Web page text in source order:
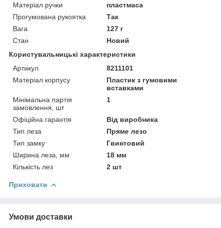
Матеріал ручки
пластмаса
Прогумована рукоятка
Так
Вага
127 г
Стан
Новий
Користувальницькі характеристики
Артикул
8211101
Матеріал корпусу
Пластик з гумовими
вставками
Мінімальна партія
замовлення, шт
1
Офіційна гарантія
Від виробника
Тип леза
Пряме лезо
Тип замку
Гвинтовий
Ширина леза, мм
18 мм
Кількість лез
2 шт
Приховати
Умови доставки